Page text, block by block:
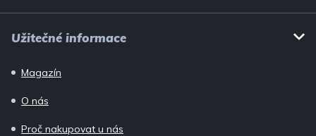
Užitečné informace
Magazín
O nás
Proč nakupovat u nás